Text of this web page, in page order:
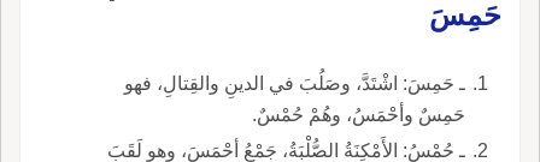
حَمِسَ
ـ حَمِسَ: اشْتَدَّ، وصَلُبَ في الدينِ والقِتالِ، فهو
حَمِسٌ وأحْمَسُ، وهُمْ حُمْسٌ.
ـ حُمْسُ: الأَمْكِنَةُ الصُّلْبَةُ، جَمْعُ أحْمَسَ، وهو لَقَبَ